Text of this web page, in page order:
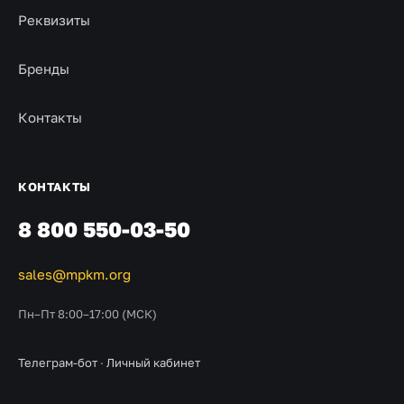
Реквизиты
Бренды
Контакты
КОНТАКТЫ
8 800 550-03-50
sales@mpkm.org
Пн–Пт 8:00–17:00 (МСК)
Телеграм-бот · Личный кабинет